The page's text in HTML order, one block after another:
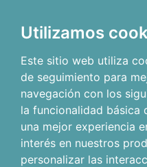
Utilizamos
Este sitio web utiliza
de seguimiento para
navegación con los
la funcionalidad básica
una mejor experiencia
interés en nuestros
personalizar las